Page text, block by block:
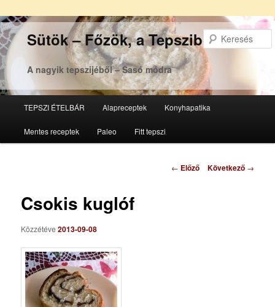
Sütök – Főzök, a Tepsziből
A nagyik tepszijéből – Sasó módra
Tovább
az
Tovább
a
TEPSZI ÉTELBÁR Alapreceptek Konyhapatika
Mentes receptek Paleo Fitt tepszi
Bejegyzés
← Előző Következő →
Csokis kuglóf
Közzétéve2013-09-08